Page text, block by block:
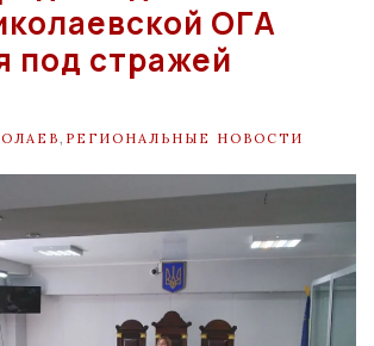
ОГА
под стражей
РЕГИОНАЛЬНЫЕ НОВОСТИ